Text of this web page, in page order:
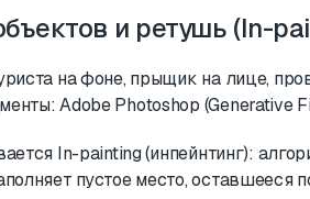
и ретушь (In-
на фоне, прыщик на лице,
Adobe Photoshop (Generative
In-painting (инпейнтинг):
пустое место, оставшееся